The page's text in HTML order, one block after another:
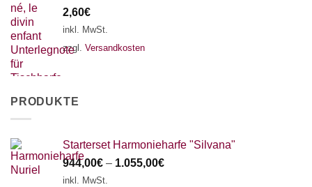
2,60€
inkl. MwSt.
zzgl. Versandkosten
PRODUKTE
Starterset Harmonieharfe "Silvana"
944,00€ – 1.055,00€
inkl. MwSt.